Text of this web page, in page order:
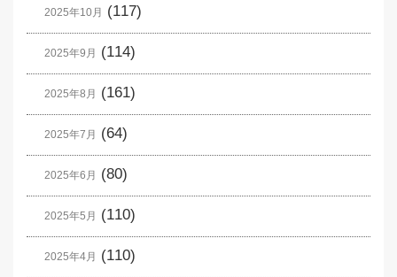
2025年10月 (117)
2025年9月 (114)
2025年8月 (161)
2025年7月 (64)
2025年6月 (80)
2025年5月 (110)
2025年4月 (110)